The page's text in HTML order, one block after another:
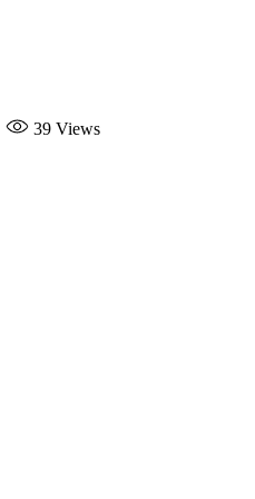
39 Views